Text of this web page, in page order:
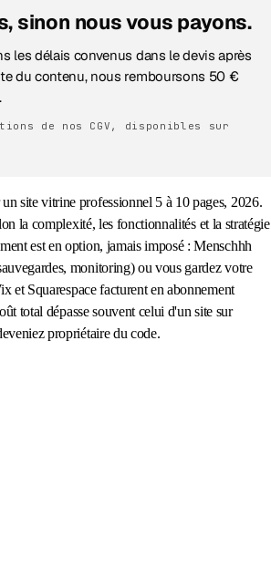
sinon nous vous payons.
les délais convenus dans le devis après
du contenu, nous remboursons 50 €
de nos CGV, disponibles sur
site vitrine professionnel 5 à 10 pages, 2026.
la complexité, les fonctionnalités et la stratégie
est en option, jamais imposé : Menschhh
monitoring) ou vous gardez votre
et Squarespace facturent en abonnement
total dépasse souvent celui d'un site sur
propriétaire du code.